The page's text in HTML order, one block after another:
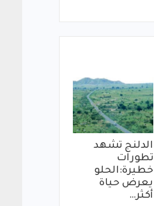
الدلنج تشهد
تطورات
خطيرة:الحلو
يعرض حياة
أكثر…